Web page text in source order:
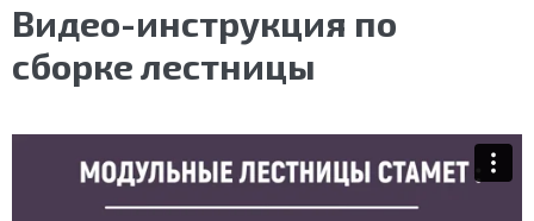
Видео-инструкция по
сборке лестницы